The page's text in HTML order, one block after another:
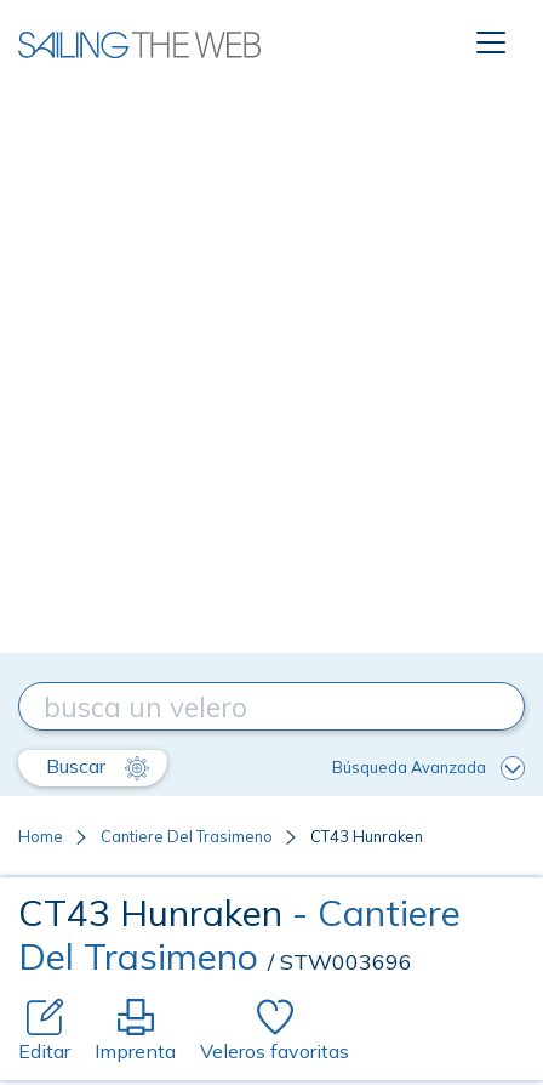
Buscar Búsqueda Avanzada
Home Cantiere Del Trasimeno CT43 Hunraken
CT43 Hunraken - Cantiere
Del Trasimeno / STW003696
Editar Imprenta Veleros favoritas